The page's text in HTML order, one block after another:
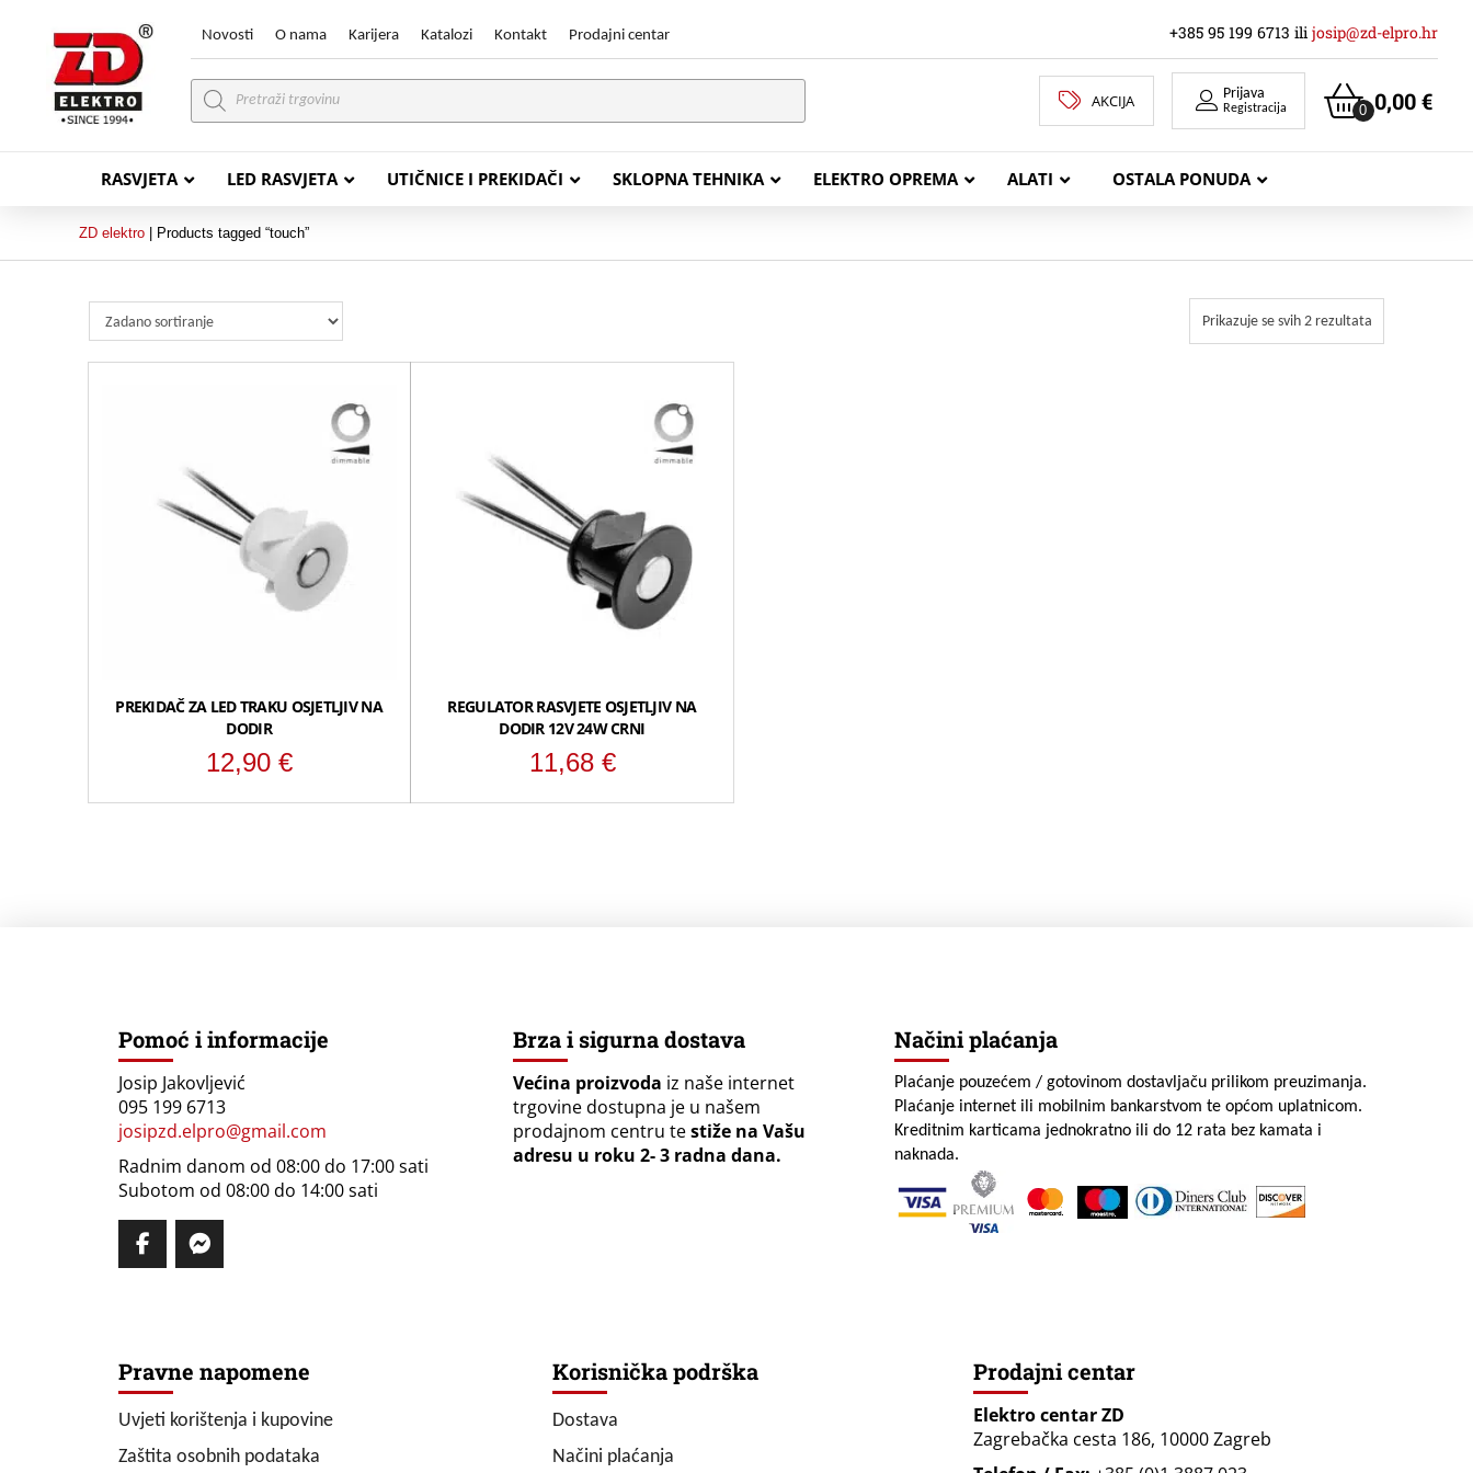
Novosti O nama Karijera Katalozi Kontakt Prodajni centar +385 95 199 6713 ili josip@zd-elpro.hr
Products
search
AKCIJA Prijava
Registracija 0,00€
0
RASVJETA LED RASVJETA UTIČNICE I PREKIDAČI SKLOPNA TEHNIKA ELEKTRO OPREMA ALATI OSTALA PONUDA
PVC VODIČI MREŽNI LAN KABELI
ZD elektro Products tagged “touch”
Prikazuje se svih 2 rezultata
PREKIDAČ ZA LED TRAKU OSJETLJIV NA
DODIR
12,90 €
REGULATOR RASVJETE OSJETLJIV NA
DODIR 12V 24W CRNI
11,68 €
Pomoć i informacije
Josip Jakovljević
095 199 6713
josipzd.elpro@gmail.com
Radnim danom od 08:00 do 17:00 sati
Subotom od 08:00 do 14:00 sati
Brza i sigurna dostava
Većina proizvoda iz naše internet
trgovine dostupna je u našem
prodajnom centru testiže na Vašu
adresu u roku 2- 3 radna dana.
Načini plaćanja
Plaćanje pouzećem / gotovinom dostavljaču prilikom preuzimanja.
Plaćanje internet ili mobilnim bankarstvom te općom uplatnicom.
Kreditnim karticama jednokratno ili do 12 rata bez kamata i
naknada.
Pravne napomene
Uvjeti korištenja i kupovine
Zaštita osobnih podataka
Korisnička podrška
Dostava
Načini plaćanja
Prodajni centar
Elektro centar ZD
Zagrebačka cesta 186, 10000 Zagreb